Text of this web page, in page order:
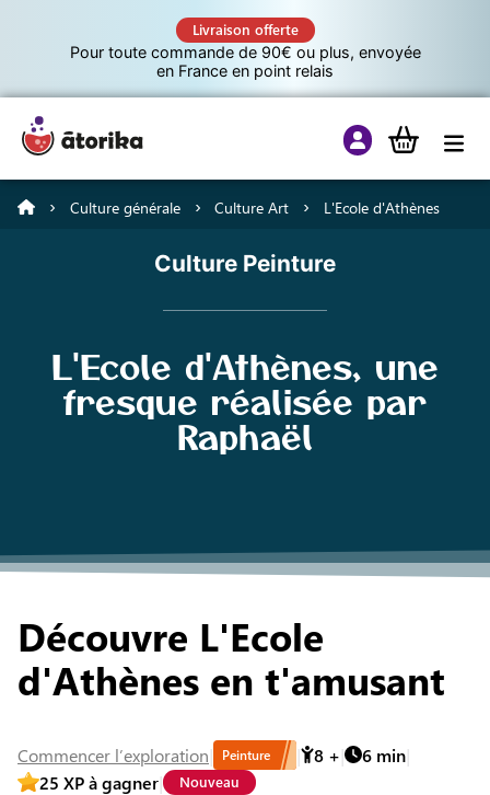
Livraison offerte
Pour toute commande de 90€ ou plus, envoyée
en France en point relais
Jeux éducatifs
Culture G
Culture générale Culture Art L'Ecole d'Athènes
Culture Peinture
L'Ecole d'Athènes, une
fresque réalisée par
Raphaël
Découvre L'Ecole
d'Athènes en t'amusant
Commencer l’exploration Peinture 8 + 6 min
25 XP à gagner Nouveau